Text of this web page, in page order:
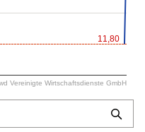
11,80
Vereinigte Wirtschaftsdienste GmbH